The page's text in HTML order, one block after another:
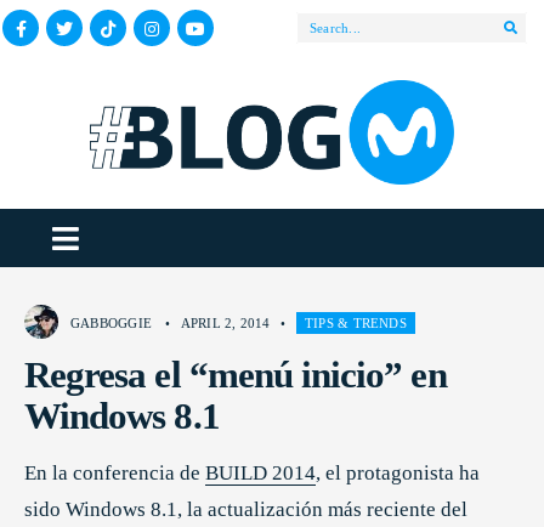
GABBOGGIE • APRIL 2, 2014 • TIPS & TRENDS
Regresa el “menú inicio” en
Windows 8.1
En la conferencia de BUILD 2014, el protagonista ha
sido Windows 8.1, la actualización más reciente del